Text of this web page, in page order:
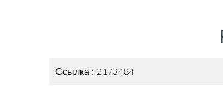
Ссылка 2173484